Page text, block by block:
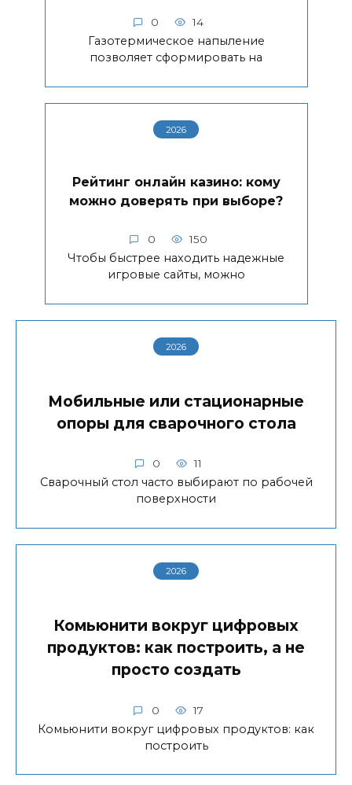
0 14
Газотермическое напыление
позволяет сформировать на
2026
Рейтинг онлайн казино: кому
можно доверять при выборе?
0 150
Чтобы быстрее находить надежные
игровые сайты, можно
2026
Мобильные или стационарные
опоры для сварочного стола
0 11
Сварочный стол часто выбирают по рабочей
поверхности
2026
Комьюнити вокруг цифровых
продуктов: как построить, а не
просто создать
0 17
Комьюнити вокруг цифровых продуктов: как
построить